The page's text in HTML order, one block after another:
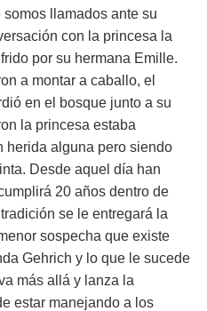
llamados ante su
con la princesa la
por su hermana Emille.
a montar a caballo, el
en el bosque junto a su
la princesa estaba
herida alguna pero siendo
Desde aquel día han
20 años dentro de
se le entregará la
sospecha que existe
Gehrich y lo que le sucede
más allá y lanza la
estar manejando a los